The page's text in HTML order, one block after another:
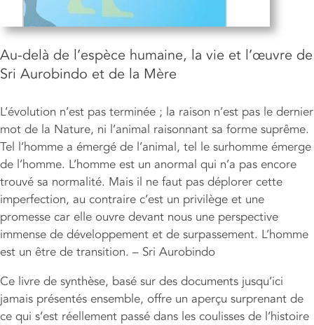
Au-delà de l’espèce humaine, la vie et l’œuvre de
Sri Aurobindo et de la Mère
L’évolution n’est pas terminée ; la raison n’est pas le dernier
mot de la Nature, ni l’animal raisonnant sa forme suprême.
Tel l’homme a émergé de l’animal, tel le surhomme émerge
de l’homme. L’homme est un anormal qui n’a pas encore
trouvé sa normalité. Mais il ne faut pas déplorer cette
imperfection, au contraire c’est un privilège et une
promesse car elle ouvre devant nous une perspective
immense de développement et de surpassement. L’homme
est un être de transition. – Sri Aurobindo
Ce livre de synthèse, basé sur des documents jusqu’ici
jamais présentés ensemble, offre un aperçu surprenant de
ce qui s’est réellement passé dans les coulisses de l’histoire